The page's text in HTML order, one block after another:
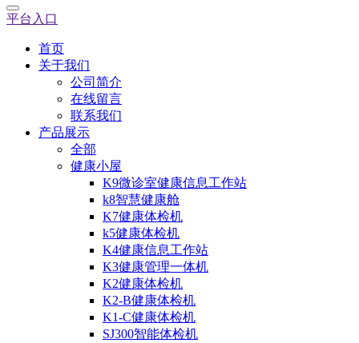
平台入口
首页
关于我们
公司简介
在线留言
联系我们
产品展示
全部
健康小屋
K9微诊室健康信息工作站
k8智慧健康舱
K7健康体检机
k5健康体检机
K4健康信息工作站
K3健康管理一体机
K2健康体检机
K2-B健康体检机
K1-C健康体检机
SJ300智能体检机